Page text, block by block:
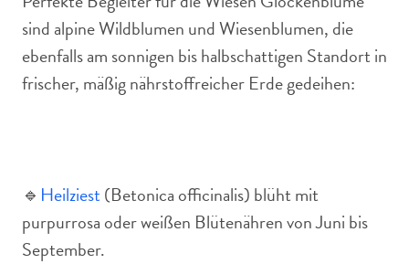
sind alpine Wildblumen und Wiesenblumen, die
ebenfalls am sonnigen bis halbschattigen Standort in
frischer, mäßig nährstoffreicher Erde gedeihen:
🔹 Heilziest(Betonica officinalis) blüht mit
purpurrosa oder weißen Blütenähren von Juni bis
September.